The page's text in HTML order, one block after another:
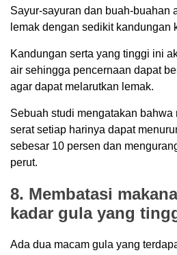
Sayur-sayuran dan buah-buahan
lemak dengan sedikit kandungan
Kandungan serta yang tinggi ini
air sehingga pencernaan dapat
agar dapat melarutkan lemak.
Sebuah studi mengatakan
serat setiap harinya dapat
sebesar 10 persen dan
perut.
8. Membatasi
kadar gula yang
Ada dua macam gula yang